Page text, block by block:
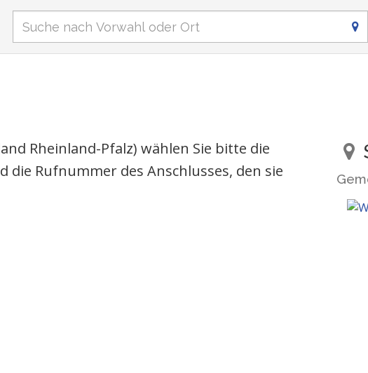
Rheinland-Pfalz) wählen Sie bitte die
die Rufnummer des Anschlusses, den sie